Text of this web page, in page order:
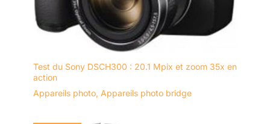
Test du Sony DSCH300 : 20.1 Mpix et zoom 35x en
action
Appareils photo, Appareils photo bridge